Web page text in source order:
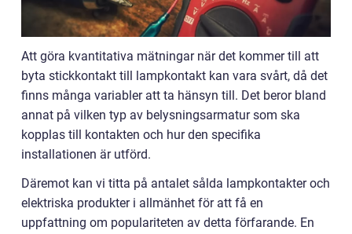
Att göra kvantitativa mätningar när det kommer till att
byta stickkontakt till lampkontakt kan vara svårt, då det
finns många variabler att ta hänsyn till. Det beror bland
annat på vilken typ av belysningsarmatur som ska
kopplas till kontakten och hur den specifika
installationen är utförd.
Däremot kan vi titta på antalet sålda lampkontakter och
elektriska produkter i allmänhet för att få en
uppfattning om populariteten av detta förfarande. En